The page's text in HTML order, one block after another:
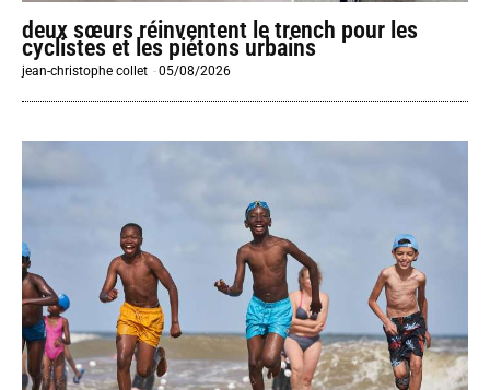
deux sœurs réinventent le trench pour les
cyclistes et les piétons urbains
jean-christophe collet -05/08/2026